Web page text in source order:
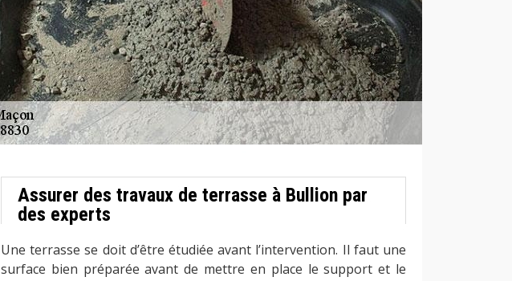
Assurer des travaux de terrasse à Bullion par
des experts
Une terrasse se doit d’être étudiée avant l’intervention. Il faut une
surface bien préparée avant de mettre en place le support et le